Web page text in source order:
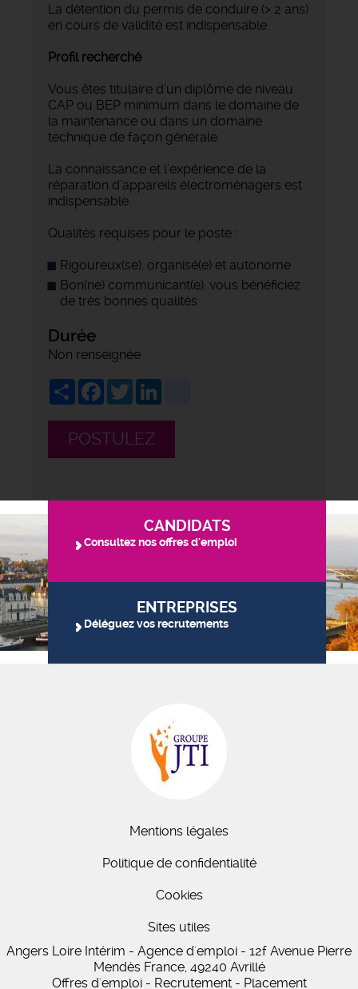
La détention du permis de conduire (> 2 ans)
en cours de validité est indispensable.
Profil recherché
Vous êtes titulaire d’un diplôme de niveau
CAP ou BEP minimum dans le domaine de
la maintenance ou dans un domaine
technique de façon générale.
La connaissance et l’expérience de la
réparation d’appareils électroménagers est
indispensable.
Qualités requises pour le poste :
Rigoureux(se), organisé(e) et autonome
Bon(ne) communicant(e), vous bénéficiez
de très bonnes qualités
Durée
Non renseignée
ShareFacebook
Twitter
POSTULEZ
CANDIDATS
Consultez nos offres d'emploi
ENTREPRISES
Déléguez vos recrutements
Mentions légales
Politique de confidentialité
Cookies
Sites utiles
Angers Loire Intérim - Agence d'emploi - 12f Avenue Pierre
Mendès France, 49240 Avrillé
Offres d'emploi - Recrutement - Placement